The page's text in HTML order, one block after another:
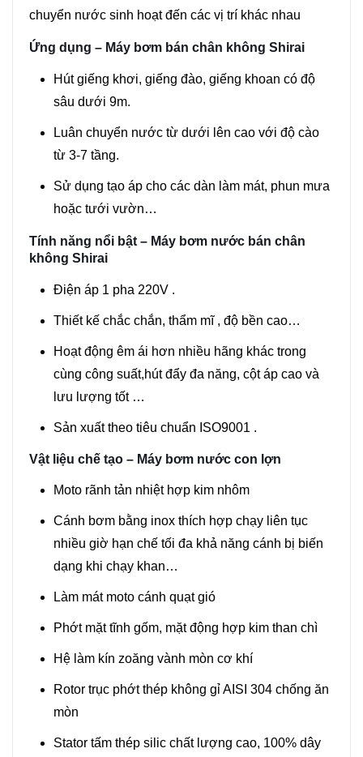
chuyển nước sinh hoạt đến các vị trí khác nhau
Ứng dụng – Máy bơm bán chân không Shirai
Hút giếng khơi, giếng đào, giếng khoan có độ
sâu dưới 9m.
Luân chuyển nước từ dưới lên cao với độ cào
từ 3-7 tầng.
Sử dụng tạo áp cho các dàn làm mát, phun mưa
hoặc tưới vườn…
Tính năng nổi bật – Máy bơm nước bán chân
không Shirai
Điện áp 1 pha 220V .
Thiết kế chắc chắn, thẩm mĩ , độ bền cao…
Hoạt động êm ái hơn nhiều hãng khác trong
cùng công suất,hút đẩy đa năng, cột áp cao và
lưu lượng tốt …
Sản xuất theo tiêu chuẩn ISO9001 .
Vật liệu chế tạo – Máy bơm nước con lợn
Moto rãnh tản nhiệt hợp kim nhôm
Cánh bơm bằng inox thích hợp chạy liên tục
nhiều giờ hạn chế tối đa khả năng cánh bị biến
dạng khi chạy khan…
Làm mát moto cánh quạt gió
Phớt mặt tĩnh gốm, mặt động hợp kim than chì
Hệ làm kín zoăng vành mòn cơ khí
Rotor trục phớt thép không gỉ AISI 304 chống ăn
mòn
Stator tấm thép silic chất lượng cao, 100% dây